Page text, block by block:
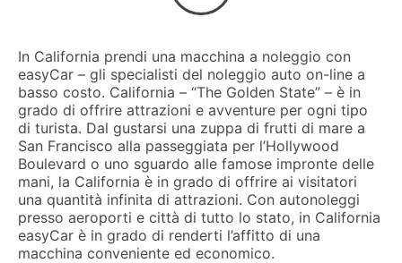
In California prendi una macchina a noleggio con
easyCar – gli specialisti del noleggio auto on-line a
basso costo. California – “The Golden State” – è in
grado di offrire attrazioni e avventure per ogni tipo
di turista. Dal gustarsi una zuppa di frutti di mare a
San Francisco alla passeggiata per l’Hollywood
Boulevard o uno sguardo alle famose impronte delle
mani, la California è in grado di offrire ai visitatori
una quantità infinita di attrazioni. Con autonoleggi
presso aeroporti e città di tutto lo stato, in California
easyCar è in grado di renderti l’affitto di una
macchina conveniente ed economico.